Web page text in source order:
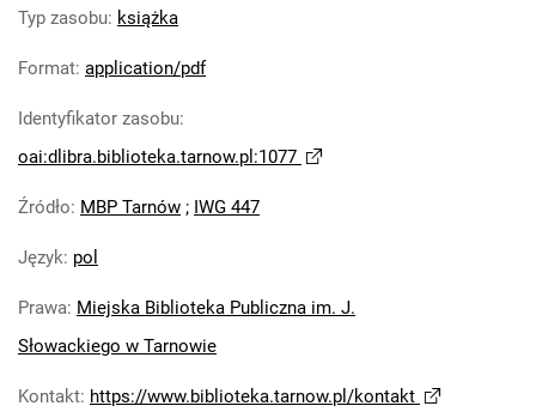
Typ zasobu: książka
Format: application/pdf
Identyfikator zasobu:
oai:dlibra.biblioteka.tarnow.pl:1077
Źródło: MBP Tarnów ; IWG 447
Język: pol
Prawa: Miejska Biblioteka Publiczna im. J.
Słowackiego w Tarnowie
Kontakt: https://www.biblioteka.tarnow.pl/kontakt